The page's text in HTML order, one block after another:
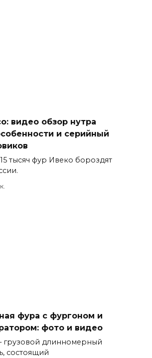
видео обзор нутра
и серийный
тысяч фур Ивеко бороздят
фура с фургоном и
фото и видео
грузовой длинномерный
состоящий